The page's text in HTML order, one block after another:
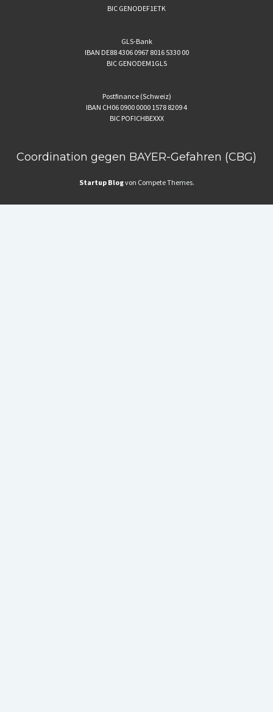
BIC GENODEF1ETK
GLS-Bank
IBAN DE88 4306 0967 8016 5330 00
BIC GENODEM1GLS
Postfinance (Schweiz)
IBAN CH06 0900 0000 1578 8209 4
BIC POFICHBEXXX
Coordination gegen BAYER-Gefahren (CBG)
Startup Blogvon Compete Themes.